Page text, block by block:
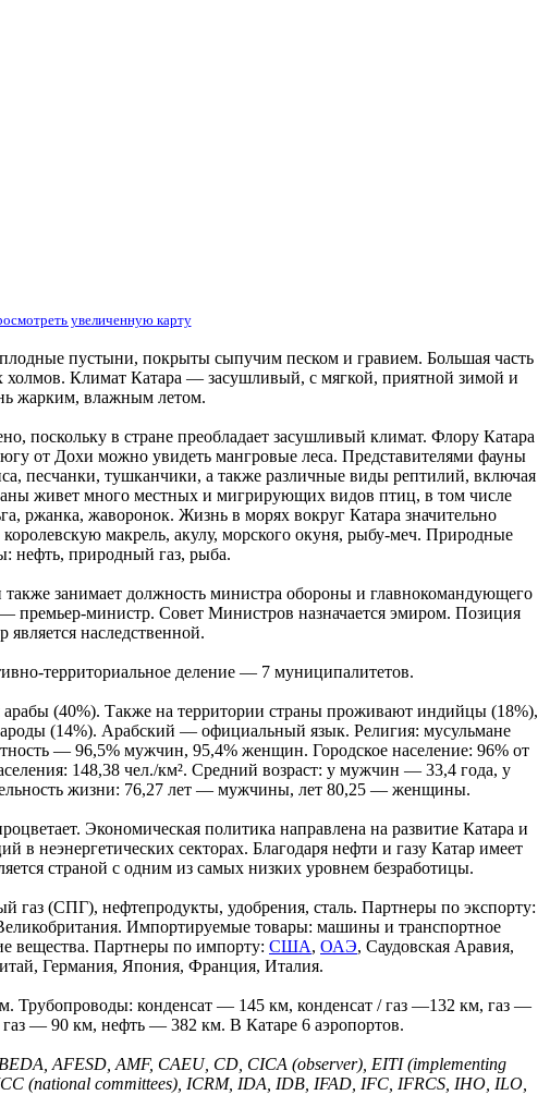
увеличенную карту
пустыни, покрыты сыпучим песком и гравием. Большая часть
холмов. Климат Катара — засушливый, с мягкой, приятной зимой и
жарким, влажным летом.
поскольку в стране преобладает засушливый климат. Флору Катара
от Дохи можно увидеть мангровые леса. Представителями фауны
песчанки, тушканчики, а также различные виды рептилий, включая
живет много местных и мигрирующих видов птиц, в том числе
ржанка, жаворонок. Жизнь в морях вокруг Катара значительно
королевскую макрель, акулу, морского окуня, рыбу-меч. Природные
нефть, природный газ, рыба.
занимает должность министра обороны и главнокомандующего
премьер-министр. Совет Министров назначается эмиром. Позиция
является наследственной.
территориальное деление — 7 муниципалитетов.
(40%). Также на территории страны проживают индийцы (18%),
(14%). Арабский — официальный язык. Религия: мусульмане
— 96,5% мужчин, 95,4% женщин. Городское население: 96% от
148,38 чел./км². Средний возраст: у мужчин — 33,4 года, у
жизни: 76,27 лет — мужчины, лет 80,25 — женщины.
Экономическая политика направлена на развитие Катара и
в неэнергетических секторах. Благодаря нефти и газу Катар имеет
страной с одним из самых низких уровнем безработицы.
(СПГ), нефтепродукты, удобрения, сталь. Партнеры по экспорту:
Импортируемые товары: машины и транспортное
вещества. Партнеры по импорту: США, ОАЭ, Саудовская Аравия,
Германия, Япония, Франция, Италия.
Трубопроводы: конденсат — 145 км, конденсат / газ —132 км, газ —
— 90 км, нефть — 382 км. В Катаре 6 аэропортов.
AFESD, AMF, CAEU, CD, CICA (observer), EITI (implementing
(national committees), ICRM, IDA, IDB, IFAD, IFC, IFRCS, IHO, ILO,